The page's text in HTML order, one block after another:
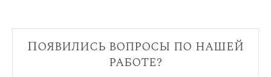
Появились вопросы по нашей
работе?